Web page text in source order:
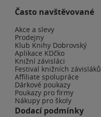
Často navštěvované
Akce a slevy
Prodejny
Klub Knihy Dobrovský
Aplikace KDčko
Knižní závisláci
Festival knižních závisláků
Affiliate spolupráce
Dárkové poukazy
Poukazy pro firmy
Nákupy pro školy
Dodací podmínky